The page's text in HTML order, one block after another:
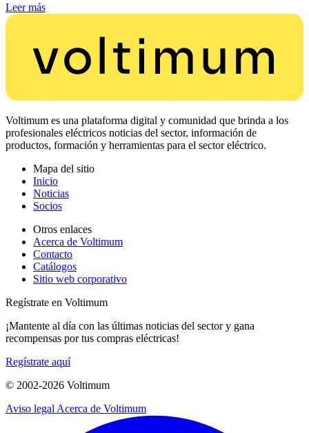
Leer más
Voltimum es una plataforma digital y comunidad que brinda a los
profesionales eléctricos noticias del sector, información de
productos, formación y herramientas para el sector eléctrico.
Mapa del sitio
Inicio
Noticias
Socios
Otros enlaces
Acerca de Voltimum
Contacto
Catálogos
Sitio web corporativo
Regístrate en Voltimum
¡Mantente al día con las últimas noticias del sector y gana
recompensas por tus compras eléctricas!
Regístrate aquí
© 2002-2026 Voltimum
Aviso legal Acerca de Voltimum